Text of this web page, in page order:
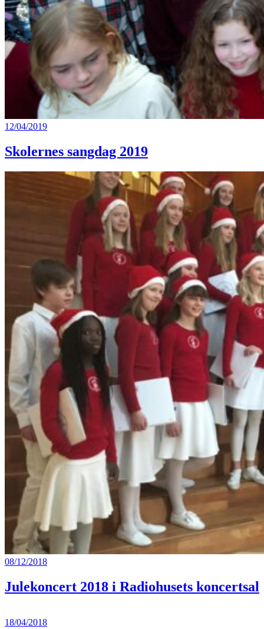
12/04/2019
Skolernes sangdag 2019
08/12/2018
Julekoncert 2018 i Radiohusets koncertsal
18/04/2018